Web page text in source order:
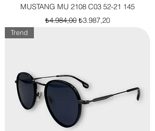
MUSTANG MU 2108 C03 52-21 145
Normal Fiyat
₺4.984,00 İndirimli Fiyat
₺3.987,20
Trend